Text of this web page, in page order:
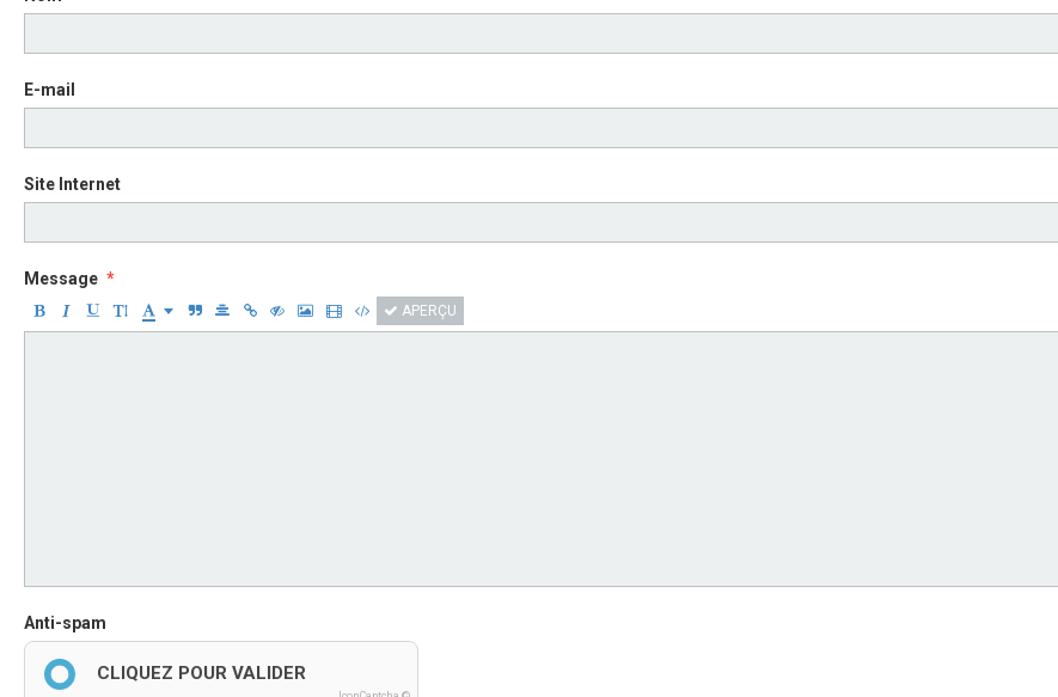
E-mail
Site Internet
Message
APERÇU
Anti-spam
CLIQUEZ POUR VALIDER